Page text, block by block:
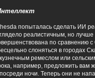
попыталась сделать ИИ
реалистичным, но
по сравнению
слоняться в городах
ремеслом или
например, предложить вам
ночи. Теперь они не